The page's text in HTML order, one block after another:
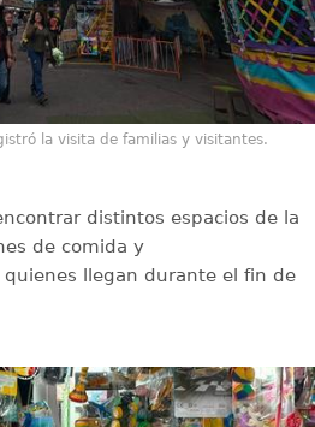
la visita de familias y visitantes.
distintos espacios de la
de comida y
llegan durante el fin de